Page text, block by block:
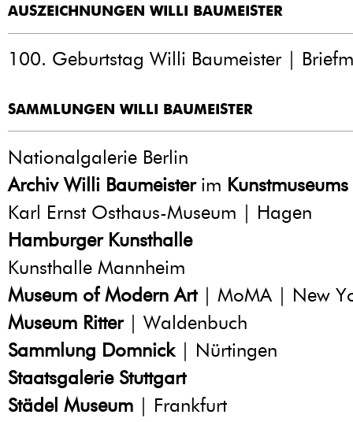
AUSZEICHNUNGEN WILLI BAUMEISTER
100. Geburtstag Willi Baumeister |
SAMMLUNGEN WILLI BAUMEISTER
Nationalgalerie Berlin
Archiv Willi Baumeisterim
Karl Ernst Osthaus-Museum | Hagen
Hamburger Kunsthalle
Kunsthalle Mannheim
Museum of Modern Art| MoMA | New
Museum Ritter| Waldenbuch
Sammlung Domnick| Nürtingen
Staatsgalerie Stuttgart
Städel Museum | Frankfurt